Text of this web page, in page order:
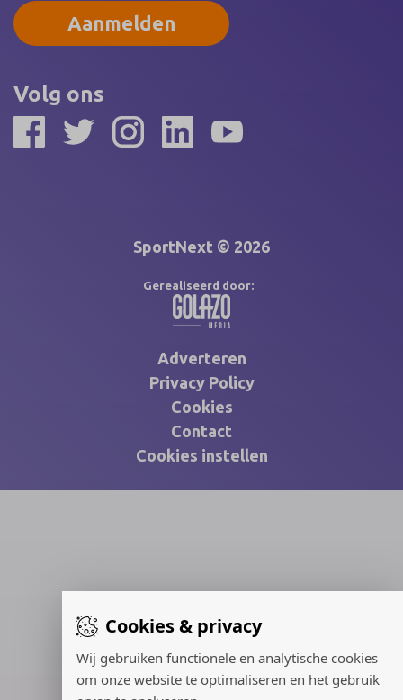
Cookies & privacy
Wij gebruiken functionele en analytische cookies
om onze website te optimaliseren en het gebruik
Aanmelden
Volg ons
SportNext © 2026
Gerealiseerd door:
Adverteren
Privacy Policy
Cookies
Contact
Cookies instellen